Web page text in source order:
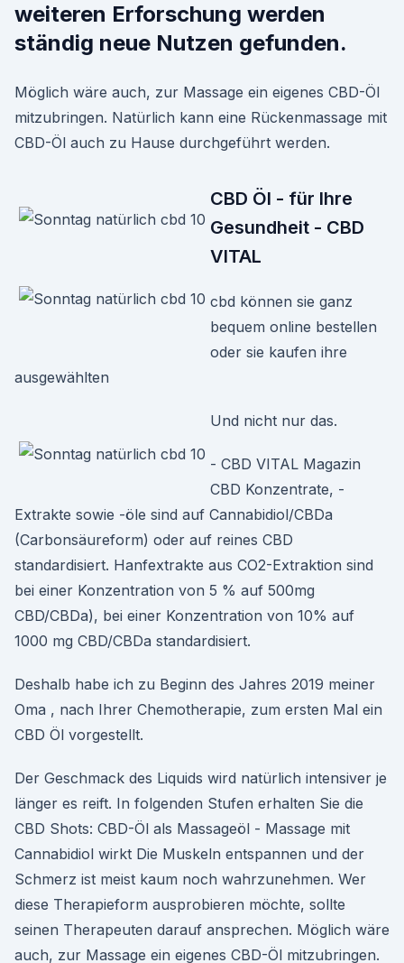
weiteren Erforschung werden
ständig neue Nutzen gefunden.
Möglich wäre auch, zur Massage ein eigenes CBD-Öl
mitzubringen. Natürlich kann eine Rückenmassage mit
CBD-Öl auch zu Hause durchgeführt werden.
CBD Öl - für Ihre
Gesundheit - CBD
VITAL
cbd können sie ganz
bequem online bestellen
oder sie kaufen ihre
ausgewählten
Und nicht nur das.
- CBD VITAL Magazin
CBD Konzentrate, -
Extrakte sowie -öle sind auf Cannabidiol/CBDa
(Carbonsäureform) oder auf reines CBD
standardisiert. Hanfextrakte aus CO2-Extraktion sind
bei einer Konzentration von 5 % auf 500mg
CBD/CBDa), bei einer Konzentration von 10% auf
1000 mg CBD/CBDa standardisiert.
Deshalb habe ich zu Beginn des Jahres 2019 meiner
Oma , nach Ihrer Chemotherapie, zum ersten Mal ein
CBD Öl vorgestellt.
Der Geschmack des Liquids wird natürlich intensiver je
länger es reift. In folgenden Stufen erhalten Sie die
CBD Shots: CBD-Öl als Massageöl - Massage mit
Cannabidiol wirkt Die Muskeln entspannen und der
Schmerz ist meist kaum noch wahrzunehmen. Wer
diese Therapieform ausprobieren möchte, sollte
seinen Therapeuten darauf ansprechen. Möglich wäre
auch, zur Massage ein eigenes CBD-Öl mitzubringen.